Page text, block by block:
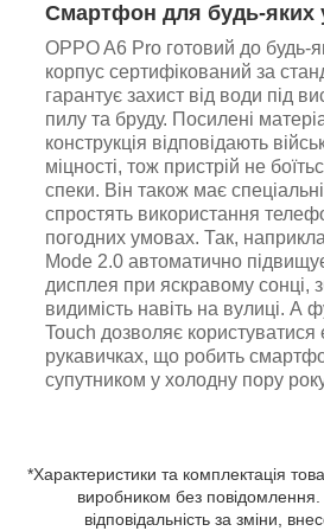
Смартфон для будь-яких
OPPO A6 Pro готовий до будь-
корпус сертифікований за
гарантує захист від води під
пилу та бруду. Посилені
конструкція відповідають
міцності, тож пристрій не
спеки. Він також має
спростять використання
погодних умовах. Так,
Mode 2.0 автоматично
дисплея при яскравому сонці,
видимість навіть на вулиці. А
Touch дозволяє користуватися
рукавичках, що робить
супутником у холодну пору
*Характеристики та комплектація
виробником без
відповідальність за зміни,